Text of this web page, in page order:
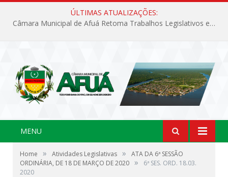
ÚLTIMAS ATUALIZAÇÕES:
Câmara Municipal de Afuá Retoma Trabalhos Legislativos em Sessão Ordinária
MENU
Home » Atividades Legislativas »
ATA DA 6ª SESSÃO
ORDINÁRIA, DE 18 DE MARÇO DE 2020 »
6ª SES. ORD. 18.03.
2020